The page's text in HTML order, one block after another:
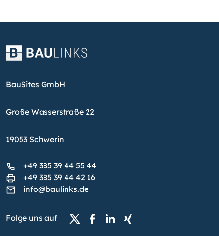
BauSites GmbH
Große Wasserstraße 22
19053 Schwerin
+49 385 39 44 55 44
+49 385 39 44 42 16
info@baulinks.de
Folge uns auf